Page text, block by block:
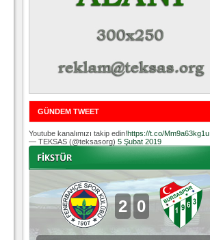
Teksas tribünlerinden Basri İleri'nin dü
Hoş geldin Kerem Bebek!
Tribünlerimizden Mesut Ulusoy'un (Duka)
Hoş geldin Aslan bebek!
Teksas tribününden Kaan İnal'ın dünya ta
Hoş geldin Güneş bebek!
Teksas tribününden Sadettin Çetinoğlu'nu
GÜNDEM TWEET
Youtube kanalımızı takip edin!https://t.co/Mm9a63kg1u
— TEKSAS (@teksasorg) 5 Şubat 2019
2 0